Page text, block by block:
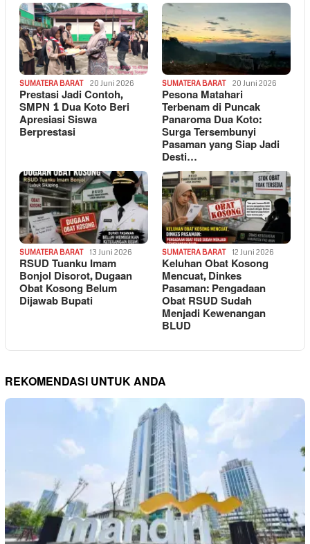
SUMATERA BARAT 20 Juni 2026
Prestasi Jadi Contoh,
SMPN 1 Dua Koto Beri
Apresiasi Siswa
Berprestasi
SUMATERA BARAT 20 Juni 2026
Pesona Matahari
Terbenam di Puncak
Panaroma Dua Koto:
Surga Tersembunyi
Pasaman yang Siap Jadi
Desti…
SUMATERA BARAT 13 Juni 2026
RSUD Tuanku Imam
Bonjol Disorot, Dugaan
Obat Kosong Belum
Dijawab Bupati
SUMATERA BARAT 12 Juni 2026
Keluhan Obat Kosong
Mencuat, Dinkes
Pasaman: Pengadaan
Obat RSUD Sudah
Menjadi Kewenangan
BLUD
REKOMENDASI UNTUK ANDA